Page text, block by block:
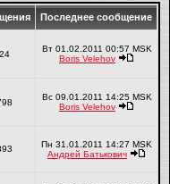
Последнее сообщение
Вт 01.02.2011 00:57 MSK
Boris Velehov
Вс 09.01.2011 14:25 MSK
Boris Velehov
Пн 31.01.2011 14:27 MSK
Андрей Батькович